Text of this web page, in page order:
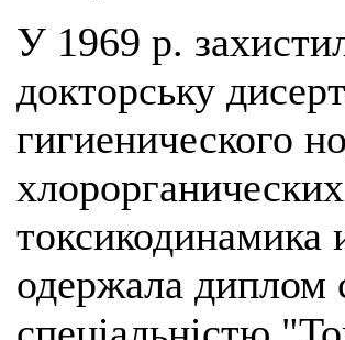
У 1969 р.
докторську
гигиенического
одержала диплом